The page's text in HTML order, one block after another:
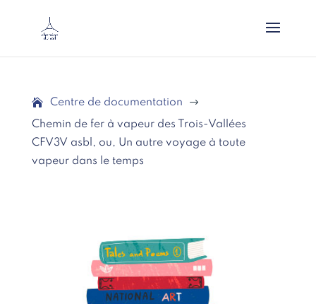
Centre de documentation
$
Chemin de fer à vapeur des Trois-Vallées
CFV3V asbl, ou, Un autre voyage à toute
vapeur dans le temps